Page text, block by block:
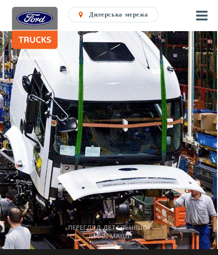
Дилерська мережа
ПЕРЕГЛЯД ДЕТАЛЬНІШОЇ
ІНФОРМАЦІЇ